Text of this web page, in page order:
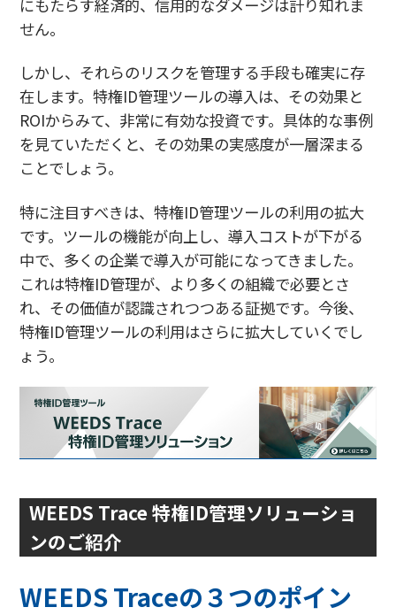
にもたらす経済的、信用的なダメージは計り知れま
せん。
しかし、それらのリスクを管理する手段も確実に存
在します。特権ID管理ツールの導入は、その効果と
ROIからみて、非常に有効な投資です。具体的な事例
を見ていただくと、その効果の実感度が一層深まる
ことでしょう。
特に注目すべきは、特権ID管理ツールの利用の拡大
です。ツールの機能が向上し、導入コストが下がる
中で、多くの企業で導入が可能になってきました。
これは特権ID管理が、より多くの組織で必要とさ
れ、その価値が認識されつつある証拠です。今後、
特権ID管理ツールの利用はさらに拡大していくでし
ょう。
WEEDS Trace 特権ID管理ソリューショ
ンのご紹介
WEEDS Traceの３つのポイン